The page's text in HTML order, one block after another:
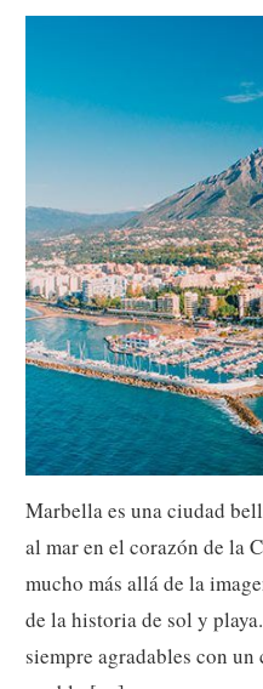
Marbella es una ciudad
al mar en el corazón de la
mucho más allá de la
de la historia de sol y
siempre agradables con